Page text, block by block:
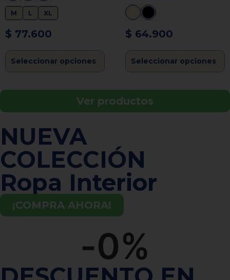
M L XL
$ 77.600
Seleccionar opciones
$ 64.900
Seleccionar opciones
Ver productos
NUEVA
COLECCIÓN
Ropa Interior
¡COMPRA AHORA!
-0%